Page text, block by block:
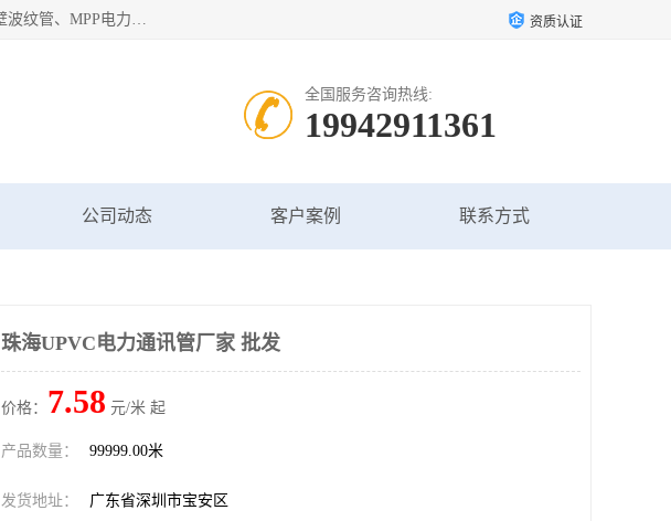
深圳市鑫润通管业有限公司专业生产批发：HDPE管材、热熔管件、HDPE钢丝骨架管、电熔管件、HDPE双壁波纹管、MPP电力管、井盖、PVC管材管件、PPR管材管件等；公司自创建以来，始终秉承“团结、务实、创新、守信”的服务宗旨，凭借专业的服务以及多年的勤奋拼搏，发展成为一家专业销售各种管材管件，绝缘电工套管及配件等系列产品的贸易公司。 资质认证
全国服务咨询热线:
19942911361
公司动态 客户案例 联系方式
珠海UPVC电力通讯管厂家 批发
价格： 7.58 元/米 起
产品数量： 99999.00米
发货地址： 广东省深圳市宝安区